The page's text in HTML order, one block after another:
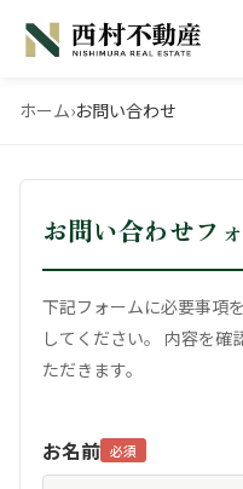
ホーム›お問い合わせ
お問い合わせフ
下記フォームに必要事項
してください。
内容を確
ただきます。
お名前 必須